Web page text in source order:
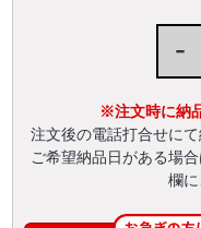
-
※注文時に納
注文後の電話打合せに
ご希望納品日がある場
欄に